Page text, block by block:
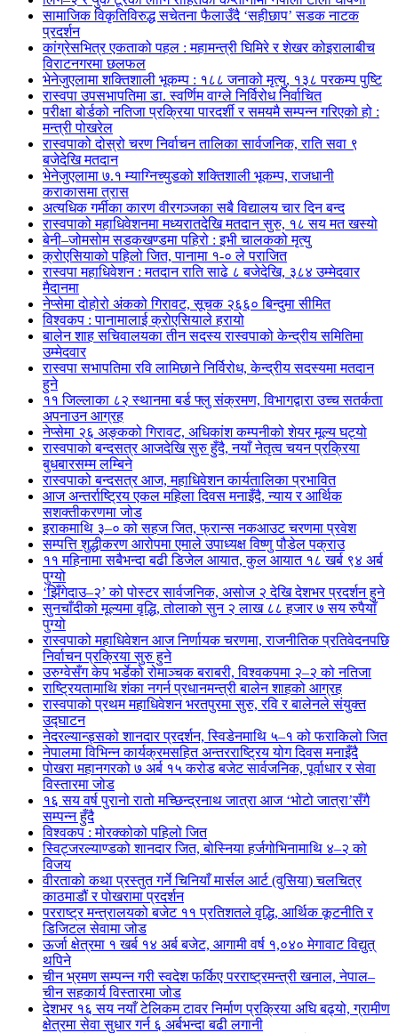
सामाजिक विकृतिविरुद्ध सचेतना फैलाउँदै ‘सहीछाप’ सडक नाटक
प्रदर्शन
कांग्रेसभित्र एकताको पहल : महामन्त्री घिमिरे र शेखर कोइरालाबीच
विराटनगरमा छलफल
भेनेजुएलामा शक्तिशाली भूकम्प : १८८ जनाको मृत्यु, १३८ परकम्प पुष्टि
रास्वपा उपसभापतिमा डा. स्वर्णिम वाग्ले निर्विरोध निर्वाचित
परीक्षा बोर्डको नतिजा प्रक्रिया पारदर्शी र समयमै सम्पन्न गरिएको हो :
मन्त्री पोखरेल
रास्वपाको दोस्रो चरण निर्वाचन तालिका सार्वजनिक, राति सवा ९
बजेदेखि मतदान
भेनेजुएलामा ७.१ म्याग्निच्युडको शक्तिशाली भूकम्प, राजधानी
कराकासमा त्रास
अत्यधिक गर्मीका कारण वीरगञ्जका सबै विद्यालय चार दिन बन्द
रास्वपाको महाधिवेशनमा मध्यरातदेखि मतदान सुरु, १८ सय मत खस्यो
बेनी–जोमसोम सडकखण्डमा पहिरो : इभी चालकको मृत्यु
क्रोएसियाको पहिलो जित, पानामा १-० ले पराजित
रास्वपा महाधिवेशन : मतदान राति साढे ८ बजेदेखि, ३८४ उम्मेदवार
मैदानमा
नेप्सेमा दोहोरो अंकको गिरावट, सूचक २६६० बिन्दुमा सीमित
विश्वकप : पानामालाई क्रोएसियाले हरायो
बालेन शाह सचिवालयका तीन सदस्य रास्वपाको केन्द्रीय समितिमा
उम्मेदवार
रास्वपा सभापतिमा रवि लामिछाने निर्विरोध, केन्द्रीय सदस्यमा मतदान
हुने
११ जिल्लाका ८२ स्थानमा बर्ड फ्लु संक्रमण, विभागद्वारा उच्च सतर्कता
अपनाउन आग्रह
नेप्सेमा २६ अङ्कको गिरावट, अधिकांश कम्पनीको शेयर मूल्य घट्यो
रास्वपाको बन्दसत्र आजदेखि सुरु हुँदै, नयाँ नेतृत्व चयन प्रक्रिया
बुधबारसम्म लम्बिने
रास्वपाको बन्दसत्र आज, महाधिवेशन कार्यतालिका प्रभावित
आज अन्तर्राष्ट्रिय एकल महिला दिवस मनाइँदै, न्याय र आर्थिक
सशक्तीकरणमा जोड
इराकमाथि ३–० को सहज जित, फ्रान्स नकआउट चरणमा प्रवेश
सम्पत्ति शुद्धीकरण आरोपमा एमाले उपाध्यक्ष विष्णु पौडेल पक्राउ
११ महिनामा सबैभन्दा बढी डिजेल आयात, कुल आयात १८ खर्ब ९४ अर्ब
पुग्यो
‘झिँगेदाउ–२’ को पोस्टर सार्वजनिक, असोज २ देखि देशभर प्रदर्शन हुने
सुनचाँदीको मूल्यमा वृद्धि, तोलाको सुन २ लाख ८८ हजार ७ सय रुपैयाँ
पुग्यो
रास्वपाको महाधिवेशन आज निर्णायक चरणमा, राजनीतिक प्रतिवेदनपछि
निर्वाचन प्रक्रिया सुरु हुने
उरुग्वेसँग केप भर्डेको रोमाञ्चक बराबरी, विश्वकपमा २–२ को नतिजा
राष्ट्रियतामाथि शंका नगर्न प्रधानमन्त्री बालेन शाहको आग्रह
रास्वपाको प्रथम महाधिवेशन भरतपुरमा सुरु, रवि र बालेनले संयुक्त
उद्घाटन
नेदरल्यान्ड्सको शानदार प्रदर्शन, स्विडेनमाथि ५–१ को फराकिलो जित
नेपालमा विभिन्न कार्यक्रमसहित अन्तरराष्ट्रिय योग दिवस मनाइँदै
पोखरा महानगरको ७ अर्ब १५ करोड बजेट सार्वजनिक, पूर्वाधार र सेवा
विस्तारमा जोड
१६ सय वर्ष पुरानो रातो मच्छिन्द्रनाथ जात्रा आज ‘भोटो जात्रा’सँगै
सम्पन्न हुँदै
विश्वकप : मोरक्कोको पहिलो जित
स्विट्जरल्याण्डको शानदार जित, बोस्निया हर्जगोभिनामाथि ४–२ को
विजय
वीरताको कथा प्रस्तुत गर्ने चिनियाँ मार्सल आर्ट (वुसिया) चलचित्र
काठमाडौं र पोखरामा प्रदर्शन
परराष्ट्र मन्त्रालयको बजेट ११ प्रतिशतले वृद्धि, आर्थिक कूटनीति र
डिजिटल सेवामा जोड
ऊर्जा क्षेत्रमा १ खर्ब १४ अर्ब बजेट, आगामी वर्ष १,०४० मेगावाट विद्युत्
थपिने
चीन भ्रमण सम्पन्न गरी स्वदेश फर्किए परराष्ट्रमन्त्री खनाल, नेपाल–
चीन सहकार्य विस्तारमा जोड
देशभर १६ सय नयाँ टेलिकम टावर निर्माण प्रक्रिया अघि बढ्यो, ग्रामीण
क्षेत्रमा सेवा सुधार गर्न ६ अर्बभन्दा बढी लगानी